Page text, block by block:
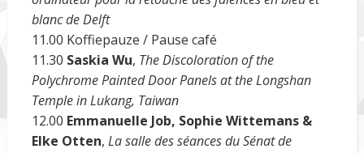
blanc de Delft
11.00 Koffiepauze / Pause café
11.30 Saskia Wu, The Discoloration of the
Polychrome Painted Door Panels at the Longshan
Temple in Lukang, Taiwan
12.00 Emmanuelle Job, Sophie Wittemans &
Elke Otten, La salle des séances du Sénat de